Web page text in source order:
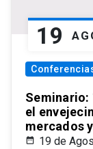
19
Seminario:
el
mercados
19 de